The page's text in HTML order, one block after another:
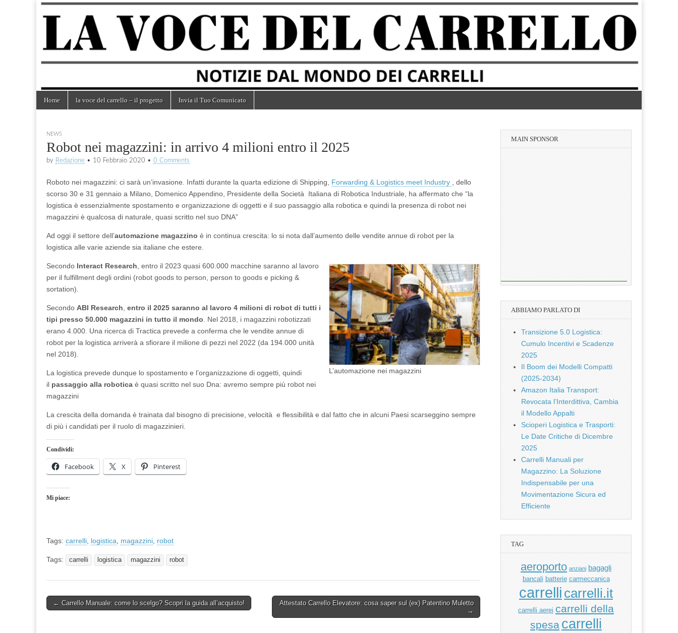
la voce
del
notizie
carrelli
Main
menu
Home la voce del carrello – il progetto Invia il Tuo Comunicato
NEWS
Robot nei magazzini: in arrivo 4 milioni entro il 2025
by Redazione • 10 Febbraio 2020 • 0 Comments
Roboto nei magazzini: ci sarà un’invasione. Infatti durante la quarta edizione di Shipping, Forwarding & Logistics meet Industry , dello
scorso 30 e 31 gennaio a Milano, Domenico Appendino, Presidente della Società Italiana di Robotica Industriale, ha affermato che “la
logistica è essenzialmente spostamento e organizzazione di oggetti e il suo passaggio alla robotica e quindi la presenza di robot nei
magazzini è qualcosa di naturale, quasi scritto nel suo DNA”
Ad oggi il settore dell’automazione magazzino è in continua crescita: lo si nota dall’aumento delle vendite annue di robot per la
logistica alle varie aziende sia italiane che estere.
L’automazione nei magazzini
Secondo Interact Research, entro il 2023 quasi 600.000 macchine saranno al lavoro
per il fulfillment degli ordini (robot goods to person, person to goods e picking &
sortation).
Secondo ABI Research, entro il 2025 saranno al lavoro 4 milioni di robot di tutti i
tipi presso 50.000 magazzini in tutto il mondo. Nel 2018, i magazzini robotizzati
erano 4.000. Una ricerca di Tractica prevede a conferma che le vendite annue di
robot per la logistica arriverà a sfiorare il milione di pezzi nel 2022 (da 194.000 unità
nel 2018).
La logistica prevede dunque lo spostamento e l’organizzazione di oggetti, quindi
il passaggio alla robotica è quasi scritto nel suo Dna: avremo sempre più robot nei
magazzini
La crescita della domanda è trainata dal bisogno di precisione, velocità e flessibilità e dal fatto che in alcuni Paesi scarseggino sempre
di più i candidati per il ruolo di magazzinieri.
Condividi:
Facebook X Pinterest
Mi piace:
Tags: carrelli, logistica, magazzini, robot
Tags: carrelli logistica magazzini robot
Post← Carrello Manuale: come lo scelgo? Scopri la guida all’acquisto!
Attestato Carrello Elevatore: cosa saper sul (ex) Patentino Muletto
→
MAIN SPONSOR
ABBIAMO PARLATO DI
Transizione 5.0 Logistica:
Cumulo Incentivi e Scadenze
2025
Il Boom dei Modelli Compatti
(2025-2034)
Amazon Italia Transport:
Revocata l’Interdittiva, Cambia
il Modello Appalti
Scioperi Logistica e Trasporti:
Le Date Critiche di Dicembre
2025
Carrelli Manuali per
Magazzino: La Soluzione
Indispensabile per una
Movimentazione Sicura ed
Efficiente
TAG
aeroporto anziani bagagli
bancali batterie carmeccanica
carrelli carrelli.it
carrelli aerei carrelli della
spesa carrelli